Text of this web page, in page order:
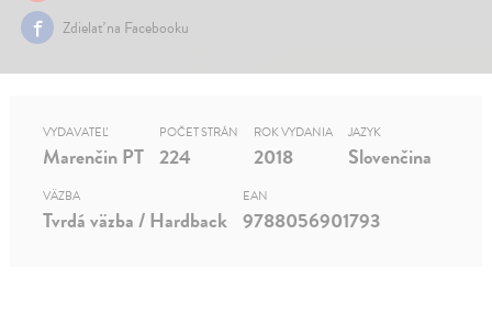
Zdielať na Facebooku
VYDAVATEĽ
Marenčin PT
POČET STRÁN
224
ROK VYDANIA
2018
JAZYK
Slovenčina
VÄZBA
Tvrdá väzba / Hardback
EAN
9788056901793